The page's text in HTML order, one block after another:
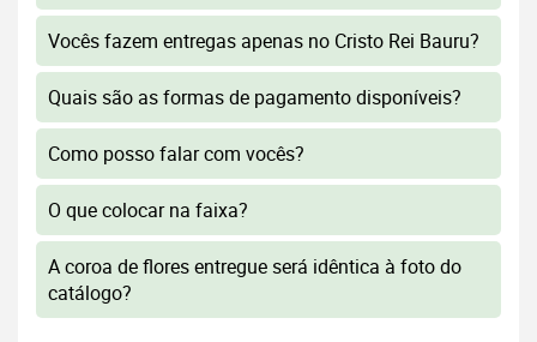
Vocês fazem entregas apenas no Cristo Rei Bauru?
Quais são as formas de pagamento disponíveis?
Como posso falar com vocês?
O que colocar na faixa?
A coroa de flores entregue será idêntica à foto do
catálogo?